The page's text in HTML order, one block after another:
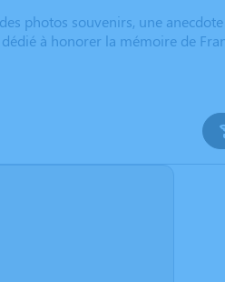
photos souvenirs, une
à honorer la mémoire de